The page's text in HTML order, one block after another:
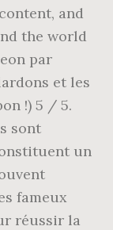
and
the world
par
et les
!) 5 / 5.
sont
un
fameux
réussir la